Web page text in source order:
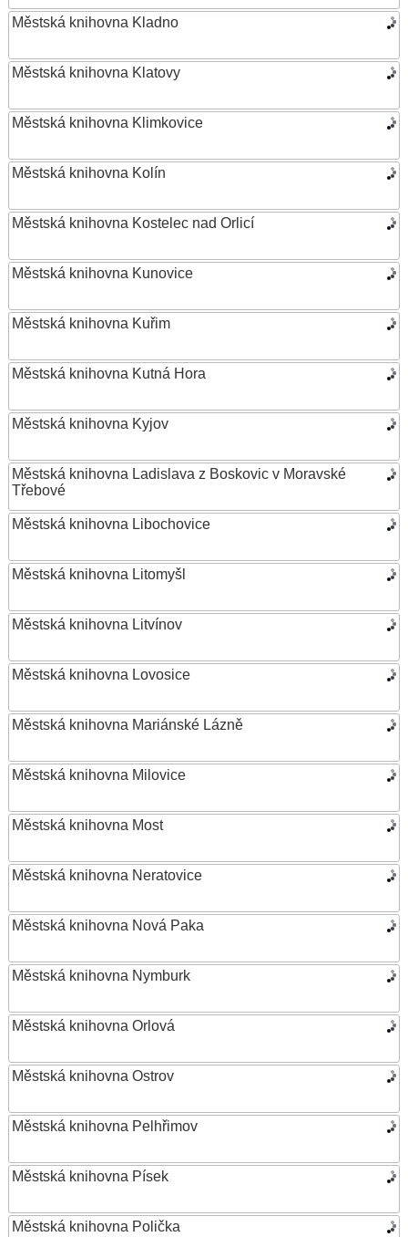
Městská knihovna Kladno
Městská knihovna Klatovy
Městská knihovna Klimkovice
Městská knihovna Kolín
Městská knihovna Kostelec nad Orlicí
Městská knihovna Kunovice
Městská knihovna Kuřim
Městská knihovna Kutná Hora
Městská knihovna Kyjov
Městská knihovna Ladislava z Boskovic v Moravské
Třebové
Městská knihovna Libochovice
Městská knihovna Litomyšl
Městská knihovna Litvínov
Městská knihovna Lovosice
Městská knihovna Mariánské Lázně
Městská knihovna Milovice
Městská knihovna Most
Městská knihovna Neratovice
Městská knihovna Nová Paka
Městská knihovna Nymburk
Městská knihovna Orlová
Městská knihovna Ostrov
Městská knihovna Pelhřimov
Městská knihovna Písek
Městská knihovna Polička